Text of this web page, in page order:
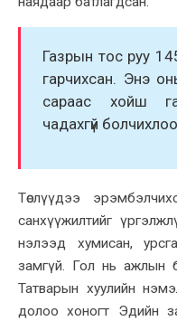
Газрын тос руу
гарчихсан. Энэ
сараас хойш
чадахгүй болчихлоо
Төслүүдээ
санхүүжилтийг
нэлээд хумисан,
замгүй. Гол нь ажлын
Татварын хуулийн
долоо хоногт Эдийн